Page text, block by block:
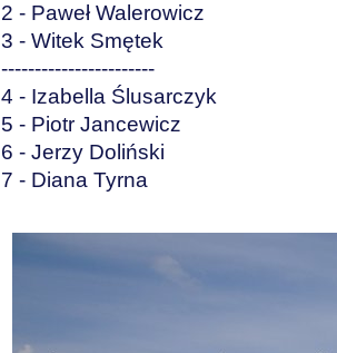
2 - Paweł Walerowicz
3 - Witek Smętek
-----------------------
4 - Izabella Ślusarczyk
5 - Piotr Jancewicz
6 - Jerzy Doliński
7 - Diana Tyrna